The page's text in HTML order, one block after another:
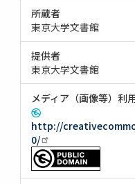
所蔵者
東京大学文書館
提供者
東京大学文書館
メディア（画像等）利
http://
0/